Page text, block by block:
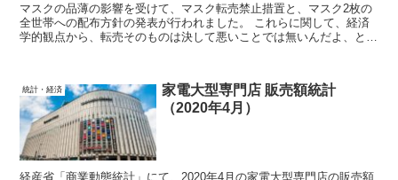
マスクの品薄の影響を受けて、マスク転売禁止措置と、マスク2枚の
全世帯への配布方針の発表が行われました。 これらに関して、経済
学的観点から、転売そのものは決して悪いことでは無いんだよ、とい
統計・経済
家電大型専門店 販売額統計
（2020年4月）
経産省「商業動態統計」にて、2020年4月の家電大型専門店の販売額